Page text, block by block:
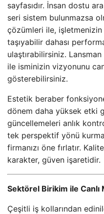
sayfasıdır. İnsan dostu
seri sistem bulunmazsa
çözümleri ile,
taşıyabilir dahası
ulaştırabilirsiniz.
ile isminizin vizyonunu
gösterebilirsiniz.
Estetik beraber
dönem daha yüksek etki
güncellemeleri anlık
tek perspektif yönü
firmanızı öne fırlatır.
karakter, güven işaretidir.
Sektörel Birikim ile Canlı
Çeşitli iş kollarından